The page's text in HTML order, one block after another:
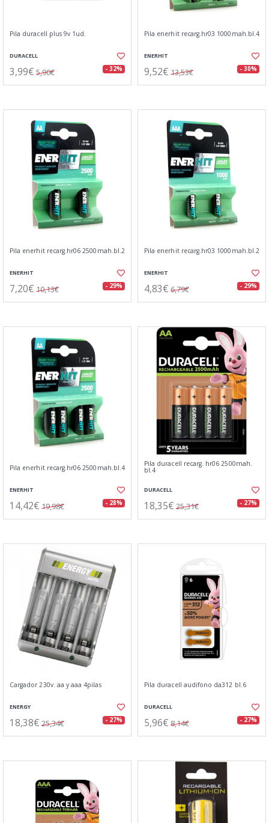
Pila duracell plus 9v 1ud.
DURACELL
3,99€ 5,90€ - 32%
Pila enerhit recarg.hr03 1000mah.bl.4
ENERHIT
9,52€ 13,53€ - 30%
Pila enerhit recarg.hr06 2500mah.bl.2
ENERHIT
7,20€ 10,13€ - 29%
Pila enerhit recarg.hr03 1000mah.bl.2
ENERHIT
4,83€ 6,79€ - 29%
Pila enerhit recarg.hr06 2500mah.bl.4
ENERHIT
14,42€ 19,98€ - 28%
Pila duracell recarg. hr06 2500mah.
bl.4
DURACELL
18,35€ 25,31€ - 27%
Cargador 230v. aa y aaa 4pilas
ENERGY
18,38€ 25,34€ - 27%
Pila duracell audifono da312 bl.6
DURACELL
5,96€ 8,14€ - 27%